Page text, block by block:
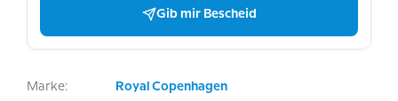
Gib mir Bescheid
Marke: Royal Copenhagen